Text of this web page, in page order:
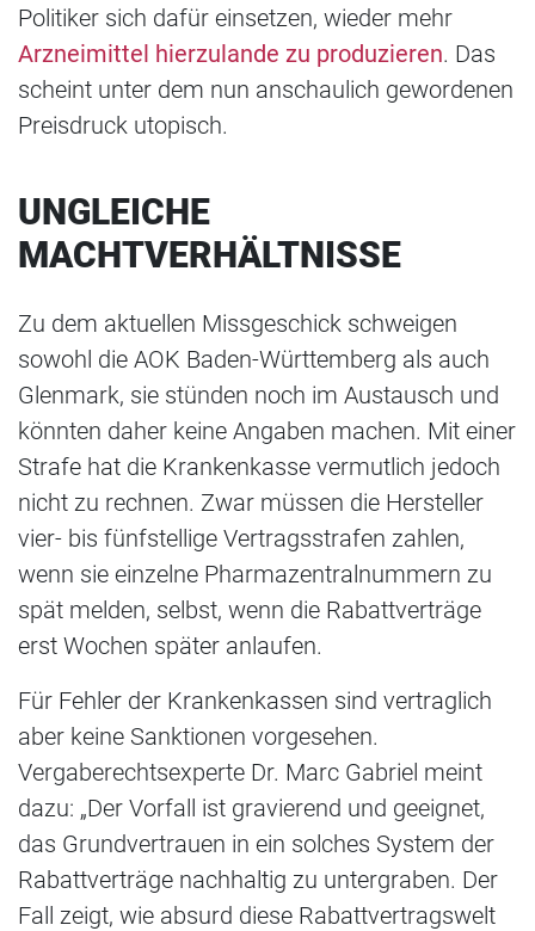
Politiker sich dafür einsetzen, wieder mehr
Arzneimittel hierzulande zu produzieren. Das
scheint unter dem nun anschaulich gewordenen
Preisdruck utopisch.
UNGLEICHE
MACHTVERHÄLTNISSE
Zu dem aktuellen Missgeschick schweigen
sowohl die AOK Baden-Württemberg als auch
Glenmark, sie stünden noch im Austausch und
könnten daher keine Angaben machen. Mit einer
Strafe hat die Krankenkasse vermutlich jedoch
nicht zu rechnen. Zwar müssen die Hersteller
vier- bis fünfstellige Vertragsstrafen zahlen,
wenn sie einzelne Pharmazentralnummern zu
spät melden, selbst, wenn die Rabattverträge
erst Wochen später anlaufen.
Für Fehler der Krankenkassen sind vertraglich
aber keine Sanktionen vorgesehen.
Vergaberechtsexperte Dr. Marc Gabriel meint
dazu: „Der Vorfall ist gravierend und geeignet,
das Grundvertrauen in ein solches System der
Rabattverträge nachhaltig zu untergraben. Der
Fall zeigt, wie absurd diese Rabattvertragswelt